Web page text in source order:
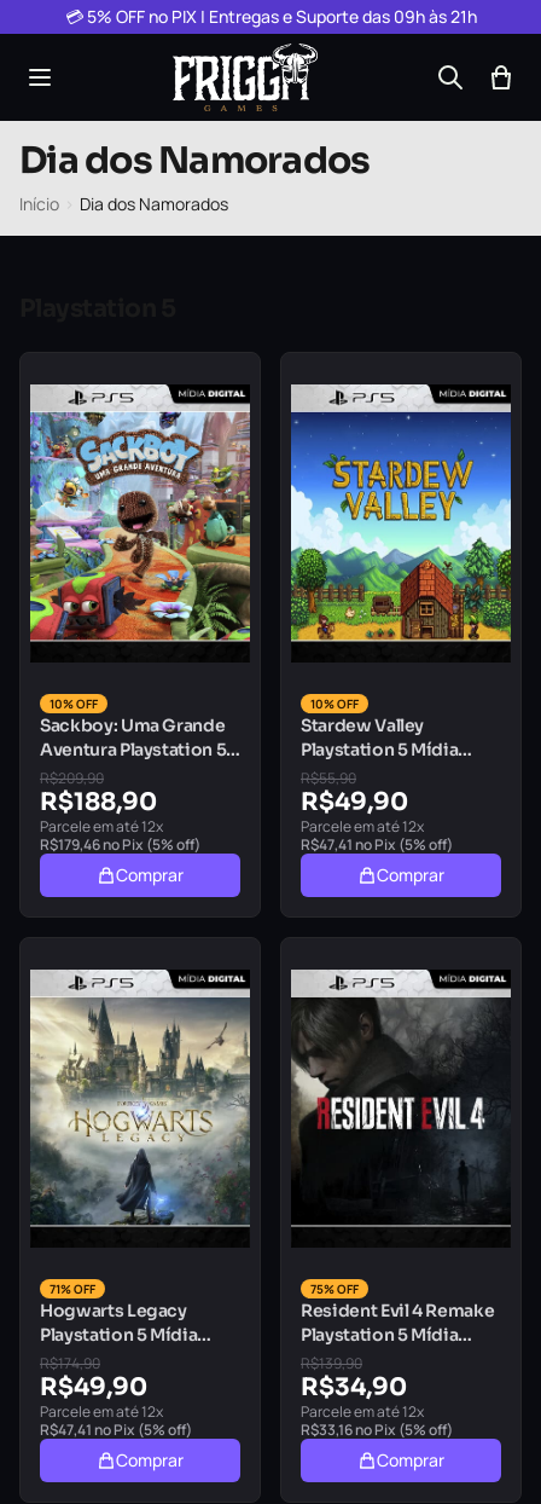
Pular para o conteúdo
💳 5% OFF no PIX | Entregas e Suporte das 09h às 21h
Dia dos Namorados
Início Dia dos Namorados
10% OFF
Sackboy: Uma Grande
Aventura Playstation 5
Mídia Digital
R$209,90
R$188,90
Parcele em até 12x
R$179,46no Pix (5% off)
Comprar
10% OFF
Stardew Valley
Playstation 5 Mídia
Digital
R$55,90
R$49,90
Parcele em até 12x
R$47,41 no Pix (5% off)
Comprar
71% OFF
Hogwarts Legacy
Playstation 5 Mídia
Digital
R$174,90
R$49,90
Parcele em até 12x
R$47,41 no Pix (5% off)
Comprar
75% OFF
Resident Evil 4 Remake
Playstation 5 Mídia
Digital
R$139,90
R$34,90
Parcele em até 12x
R$33,16no Pix (5% off)
Comprar